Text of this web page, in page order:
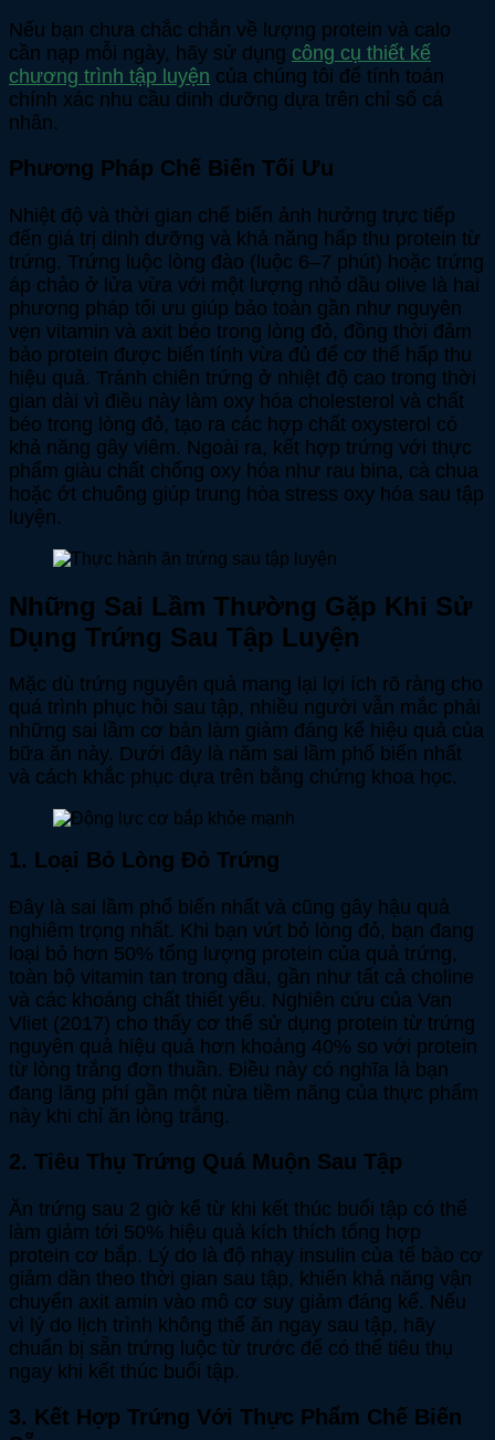
Nếu bạn chưa chắc chắn về lượng protein và calo
cần nạp mỗi ngày, hãy sử dụng công cụ thiết kế
chương trình tập luyện của chúng tôi để tính toán
chính xác nhu cầu dinh dưỡng dựa trên chỉ số cá
nhân.
Phương Pháp Chế Biến Tối Ưu
Nhiệt độ và thời gian chế biến ảnh hưởng trực tiếp
đến giá trị dinh dưỡng và khả năng hấp thu protein từ
trứng. Trứng luộc lòng đào (luộc 6–7 phút) hoặc trứng
áp chảo ở lửa vừa với một lượng nhỏ dầu olive là hai
phương pháp tối ưu giúp bảo toàn gần như nguyên
vẹn vitamin và axit béo trong lòng đỏ, đồng thời đảm
bảo protein được biến tính vừa đủ để cơ thể hấp thu
hiệu quả. Tránh chiên trứng ở nhiệt độ cao trong thời
gian dài vì điều này làm oxy hóa cholesterol và chất
béo trong lòng đỏ, tạo ra các hợp chất oxysterol có
khả năng gây viêm. Ngoài ra, kết hợp trứng với thực
phẩm giàu chất chống oxy hóa như rau bina, cà chua
hoặc ớt chuông giúp trung hòa stress oxy hóa sau tập
luyện.
Những Sai Lầm Thường Gặp Khi Sử
Dụng Trứng Sau Tập Luyện
Mặc dù trứng nguyên quả mang lại lợi ích rõ ràng cho
quá trình phục hồi sau tập, nhiều người vẫn mắc phải
những sai lầm cơ bản làm giảm đáng kể hiệu quả của
bữa ăn này. Dưới đây là năm sai lầm phổ biến nhất
và cách khắc phục dựa trên bằng chứng khoa học.
1. Loại Bỏ Lòng Đỏ Trứng
Đây là sai lầm phổ biến nhất và cũng gây hậu quả
nghiêm trọng nhất. Khi bạn vứt bỏ lòng đỏ, bạn đang
loại bỏ hơn 50% tổng lượng protein của quả trứng,
toàn bộ vitamin tan trong dầu, gần như tất cả choline
và các khoáng chất thiết yếu. Nghiên cứu của Van
Vliet (2017) cho thấy cơ thể sử dụng protein từ trứng
nguyên quả hiệu quả hơn khoảng 40% so với protein
từ lòng trắng đơn thuần. Điều này có nghĩa là bạn
đang lãng phí gần một nửa tiềm năng của thực phẩm
này khi chỉ ăn lòng trắng.
2. Tiêu Thụ Trứng Quá Muộn Sau Tập
Ăn trứng sau 2 giờ kể từ khi kết thúc buổi tập có thể
làm giảm tới 50% hiệu quả kích thích tổng hợp
protein cơ bắp. Lý do là độ nhạy insulin của tế bào cơ
giảm dần theo thời gian sau tập, khiến khả năng vận
chuyển axit amin vào mô cơ suy giảm đáng kể. Nếu
vì lý do lịch trình không thể ăn ngay sau tập, hãy
chuẩn bị sẵn trứng luộc từ trước để có thể tiêu thụ
ngay khi kết thúc buổi tập.
3. Kết Hợp Trứng Với Thực Phẩm Chế Biến